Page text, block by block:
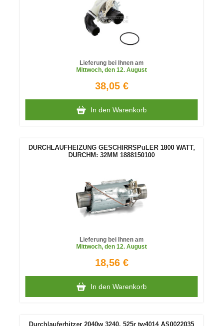
Lieferung bei Ihnen am
Mittwoch, den 12. August
38,05 €
In den Warenkorb
DURCHLAUFHEIZUNG GESCHIRRSPuLER 1800 WATT,
DURCHM: 32MM 1888150100
Lieferung bei Ihnen am
Mittwoch, den 12. August
18,56 €
In den Warenkorb
Durchlauferhitzer 2040w 3240, 525r tw4014 AS0022035